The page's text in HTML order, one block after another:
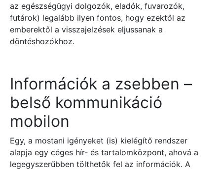
az egészségügyi dolgozók, eladók, fuvarozók,
futárok) legalább ilyen fontos, hogy ezektől az
emberektől a visszajelzések eljussanak a
döntéshozókhoz.
Információk a zsebben –
belső kommunikáció
mobilon
Egy, a mostani igényeket (is) kielégítő rendszer
alapja egy céges hír- és tartalomközpont, ahová a
legegyszerűbben tölthetők fel az információk. A